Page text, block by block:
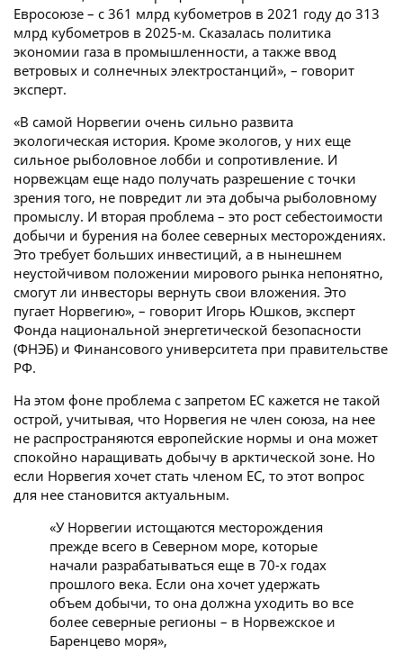
Евросоюзе – c 361 млрд кубометров в 2021 году до 313
млрд кубометров в 2025-м. Сказалась политика
экономии газа в промышленности, а также ввод
ветровых и солнечных электростанций», – говорит
эксперт.
«В самой Норвегии очень сильно развита
экологическая история. Кроме экологов, у них еще
сильное рыболовное лобби и сопротивление. И
норвежцам еще надо получать разрешение с точки
зрения того, не повредит ли эта добыча рыболовному
промыслу. И вторая проблема – это рост себестоимости
добычи и бурения на более северных месторождениях.
Это требует больших инвестиций, а в нынешнем
неустойчивом положении мирового рынка непонятно,
смогут ли инвесторы вернуть свои вложения. Это
пугает Норвегию», – говорит Игорь Юшков, эксперт
Фонда национальной энергетической безопасности
(ФНЭБ) и Финансового университета при правительстве
РФ.
На этом фоне проблема с запретом ЕС кажется не такой
острой, учитывая, что Норвегия не член союза, на нее
не распространяются европейские нормы и она может
спокойно наращивать добычу в арктической зоне. Но
если Норвегия хочет стать членом ЕС, то этот вопрос
для нее становится актуальным.
«У Норвегии истощаются месторождения
прежде всего в Северном море, которые
начали разрабатываться еще в 70-х годах
прошлого века. Если она хочет удержать
объем добычи, то она должна уходить во все
более северные регионы – в Норвежское и
Баренцево моря»,